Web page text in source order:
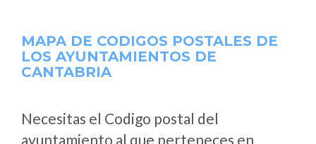
MAPA DE CODIGOS POSTALES DE
LOS AYUNTAMIENTOS DE
CANTABRIA
Necesitas el Codigo postal del
ayuntamiento al que perteneces en